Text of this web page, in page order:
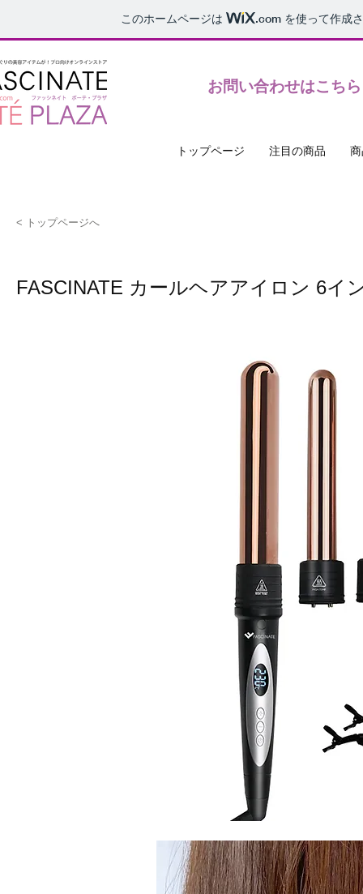
このホームページは .comを使って作成
​お問い合わせはこちら
トップページ 注目の商品
< トップページへ
FASCINATE カールヘアアイロン 6イ